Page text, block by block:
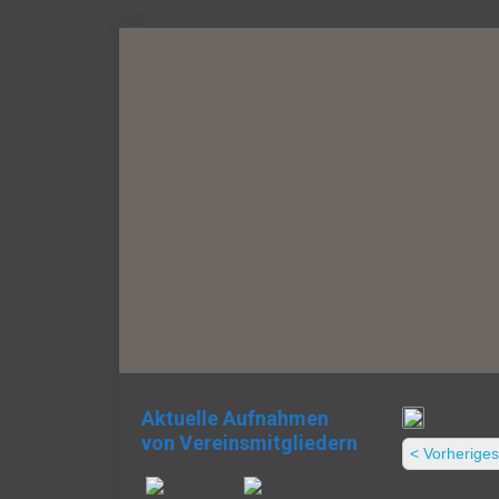
< Vorheriges
Aktuelle Aufnahmen
von Vereinsmitgliedern